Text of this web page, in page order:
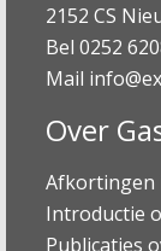
2152 CS
Bel 0252
Mail
Over
Afkortingen
Introductie
Publicaties